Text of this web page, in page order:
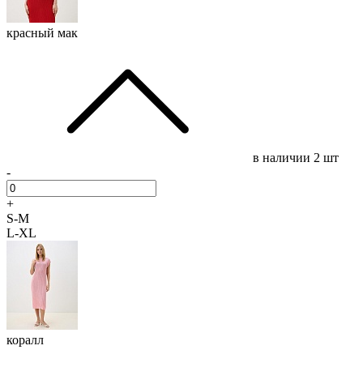
красный мак
в наличии 2 шт
-
+
S-M
L-XL
коралл